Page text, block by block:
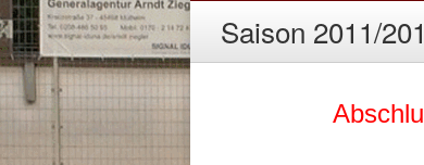
Saison 2011/